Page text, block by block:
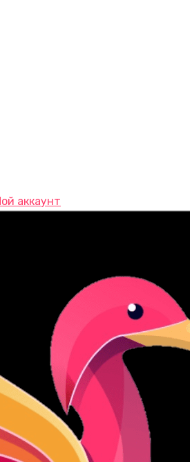
аккаунт